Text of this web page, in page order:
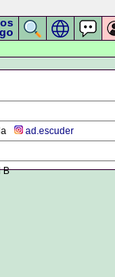
ad.escuder
B